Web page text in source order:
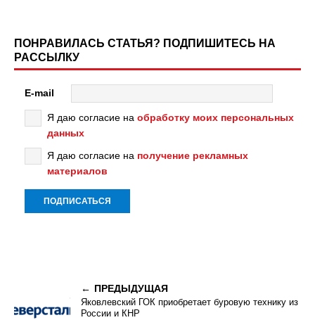
ПОНРАВИЛАСЬ СТАТЬЯ? ПОДПИШИТЕСЬ НА
РАССЫЛКУ
E-mail
Я даю согласие на обработку моих персональных
данных
Я даю согласие на получение рекламных
материалов
ПРЕДЫДУЩАЯ
Яковлевский ГОК приобретает буровую технику из
России и КНР